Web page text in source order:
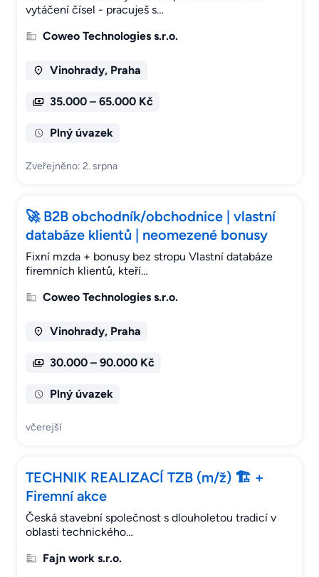
vytáčení čísel - pracuješ s…
Coweo Technologies s.r.o.
Vinohrady, Praha
35.000 – 65.000 Kč
Plný úvazek
Zveřejněno: 2. srpna
🚀 B2B obchodník/obchodnice | vlastní
databáze klientů | neomezené bonusy
Fixní mzda + bonusy bez stropu Vlastní databáze
firemních klientů, kteří…
Coweo Technologies s.r.o.
Vinohrady, Praha
30.000 – 90.000 Kč
Plný úvazek
včerejší
TECHNIK REALIZACÍ TZB (m/ž) 🏗️ +
Firemní akce
Česká stavební společnost s dlouholetou tradicí v
oblasti technického…
Fajn work s.r.o.